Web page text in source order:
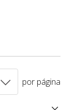
por página